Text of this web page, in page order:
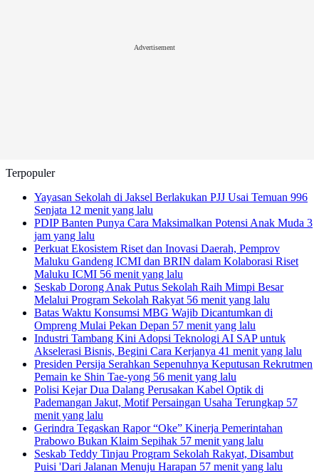
Advertisement
Terpopuler
Yayasan Sekolah di Jaksel Berlakukan PJJ Usai Temuan 996
Senjata 12 menit yang lalu
PDIP Banten Punya Cara Maksimalkan Potensi Anak Muda 3
jam yang lalu
Perkuat Ekosistem Riset dan Inovasi Daerah, Pemprov
Maluku Gandeng ICMI dan BRIN dalam Kolaborasi Riset
Maluku ICMI 56 menit yang lalu
Seskab Dorong Anak Putus Sekolah Raih Mimpi Besar
Melalui Program Sekolah Rakyat 56 menit yang lalu
Batas Waktu Konsumsi MBG Wajib Dicantumkan di
Ompreng Mulai Pekan Depan 57 menit yang lalu
Industri Tambang Kini Adopsi Teknologi AI SAP untuk
Akselerasi Bisnis, Begini Cara Kerjanya 41 menit yang lalu
Presiden Persija Serahkan Sepenuhnya Keputusan Rekrutmen
Pemain ke Shin Tae-yong 56 menit yang lalu
Polisi Kejar Dua Dalang Perusakan Kabel Optik di
Pademangan Jakut, Motif Persaingan Usaha Terungkap 57
menit yang lalu
Gerindra Tegaskan Rapor “Oke” Kinerja Pemerintahan
Prabowo Bukan Klaim Sepihak 57 menit yang lalu
Seskab Teddy Tinjau Program Sekolah Rakyat, Disambut
Puisi 'Dari Jalanan Menuju Harapan 57 menit yang lalu